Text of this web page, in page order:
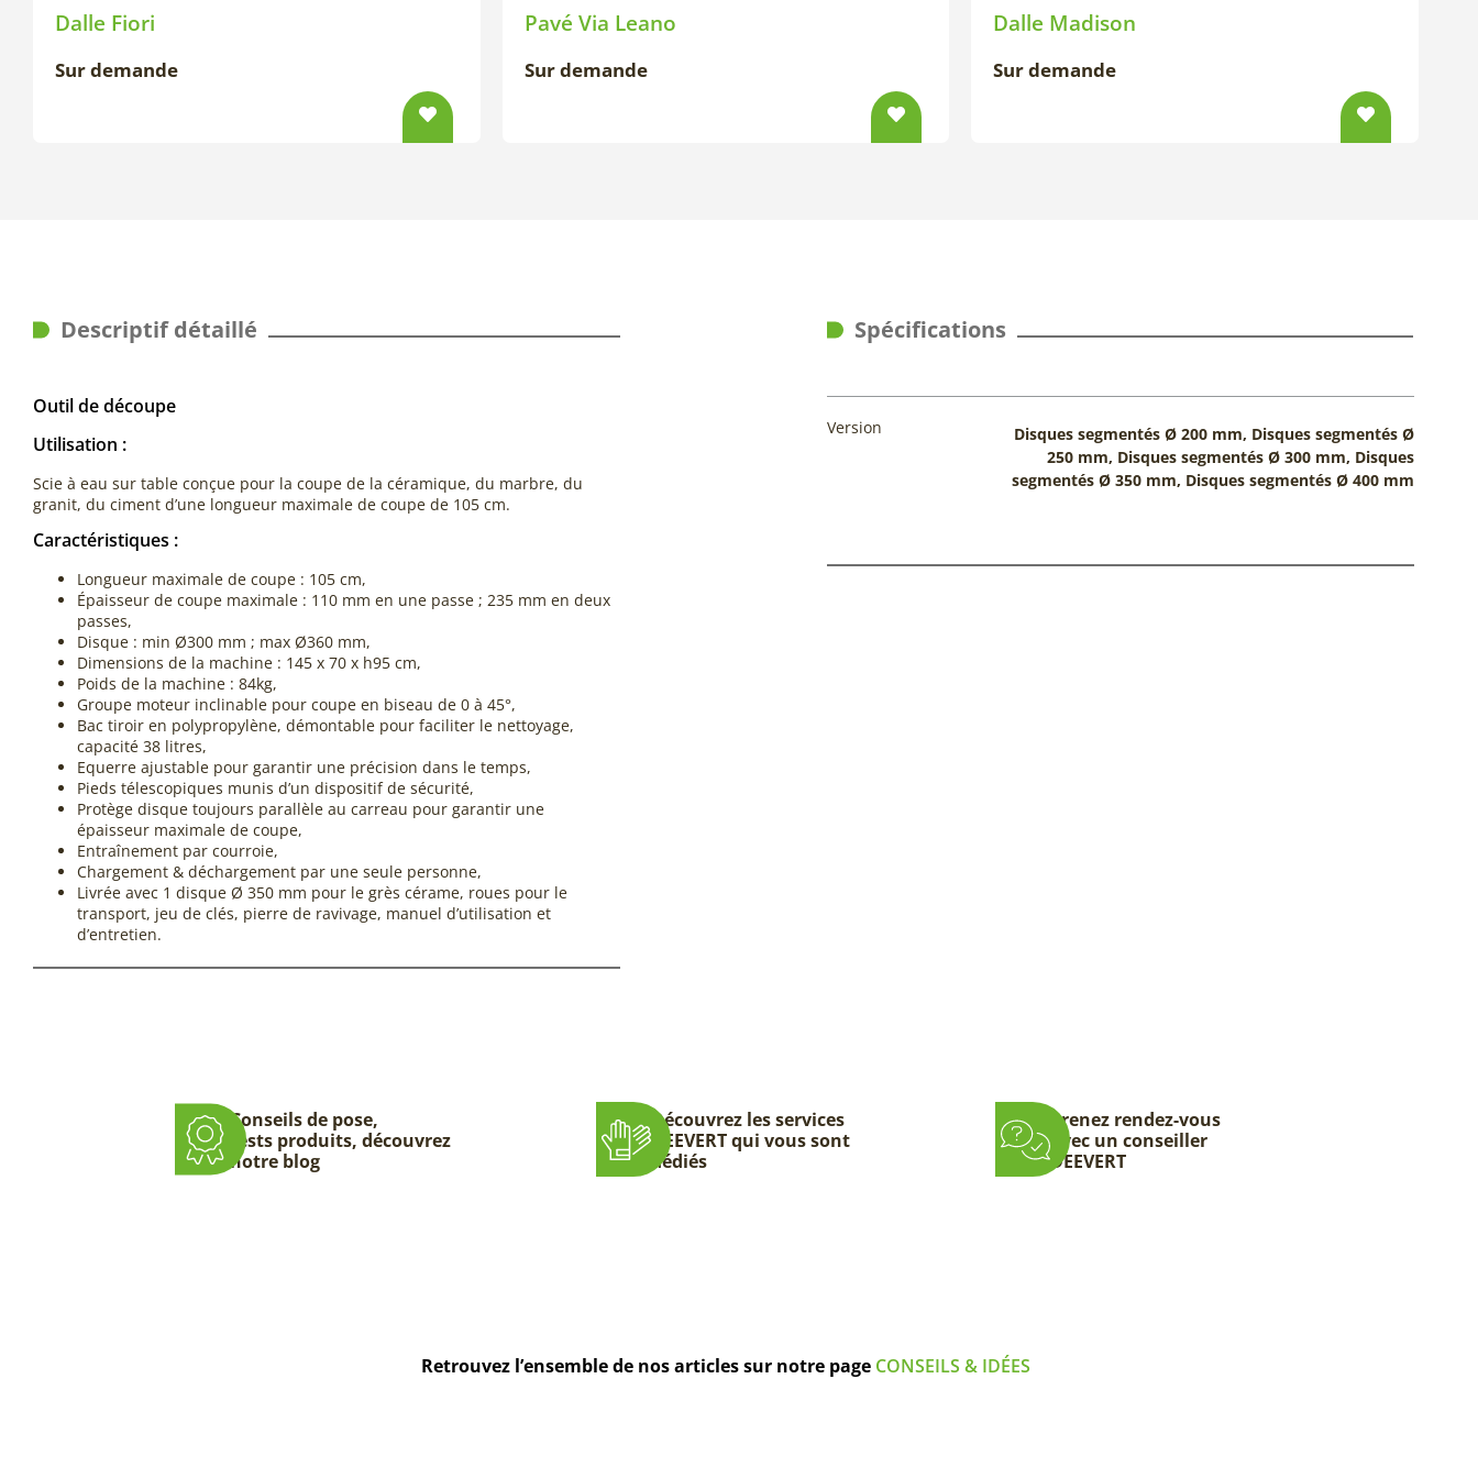
Dalle Fiori
Sur demande
Pavé Via Leano
Sur demande
Dalle Madison
Sur demande
Descriptif détaillé
Outil de découpe
Utilisation :
Scie à eau sur table conçue pour la coupe de la céramique, du marbre, du
granit, du ciment d’une longueur maximale de coupe de 105 cm.
Caractéristiques :
Longueur maximale de coupe : 105 cm,
Épaisseur de coupe maximale : 110 mm en une passe ; 235 mm en deux
passes,
Disque : min Ø300 mm ; max Ø360 mm,
Dimensions de la machine : 145 x 70 x h95 cm,
Poids de la machine : 84kg,
Groupe moteur inclinable pour coupe en biseau de 0 à 45°,
Bac tiroir en polypropylène, démontable pour faciliter le nettoyage,
capacité 38 litres,
Equerre ajustable pour garantir une précision dans le temps,
Pieds télescopiques munis d’un dispositif de sécurité,
Protège disque toujours parallèle au carreau pour garantir une
épaisseur maximale de coupe,
Entraînement par courroie,
Chargement & déchargement par une seule personne,
Livrée avec 1 disque Ø 350 mm pour le grès cérame, roues pour le
transport, jeu de clés, pierre de ravivage, manuel d’utilisation et
d’entretien.
Spécifications
Version
Disques segmentés Ø 200 mm, Disques segmentés Ø
250 mm, Disques segmentés Ø 300 mm, Disques
segmentés Ø 350 mm, Disques segmentés Ø 400 mm
Conseils de pose,
tests produits, découvrez
notre blog
Découvrez les services
DEEVERT qui vous sont
dédiés
Prenez rendez-vous
avec un conseiller
DEEVERT
Retrouvez l’ensemble de nos articles sur notre page CONSEILS & IDÉES